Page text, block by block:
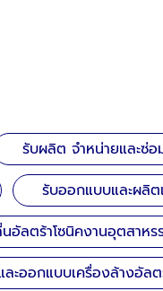
รับผลิต จำหน่ายและซ่อ
รับออกแบบและผลิต
อัลตร้าโซนิคงานอุตสาหร
ะออกแบบเครื่องล้างอัล